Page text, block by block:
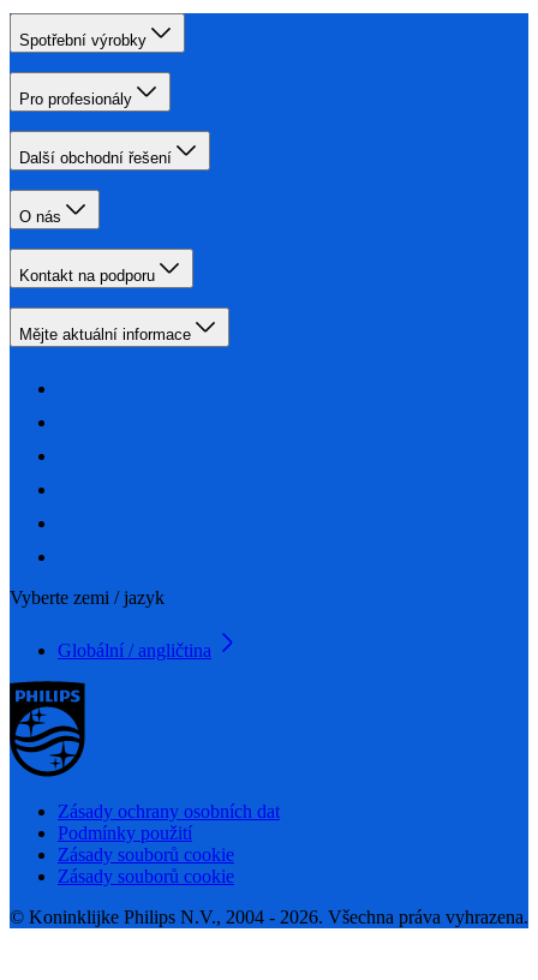
Spotřební výrobky
Pro profesionály
Další obchodní řešení
O nás
Kontakt na podporu
Mějte aktuální informace
Vyberte zemi / jazyk
Globální / angličtina
Zásady ochrany osobních dat
Podmínky použití
Zásady souborů cookie
Zásady souborů cookie
© Koninklijke Philips N.V., 2004 - 2026. Všechna práva vyhrazena.